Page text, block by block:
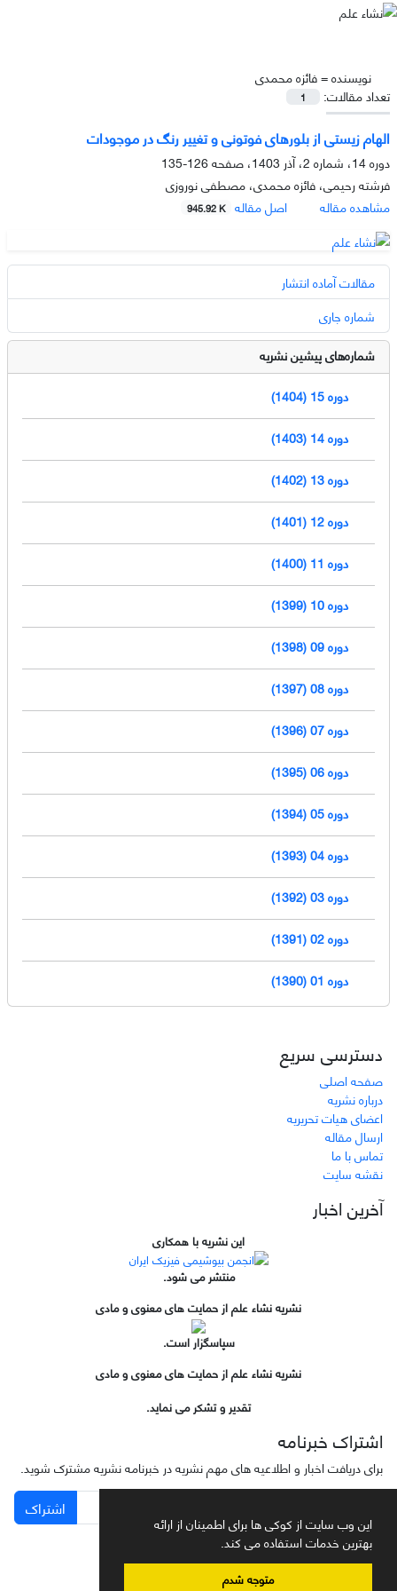
این وب سایت از کوکی ها برای اطمینان از ارائه
بهترین خدمات استفاده می کند.
متوجه شدم
نویسنده =فائزه محمدی
تعداد مقالات:
1
الهام زیستی از بلورهای فوتونی و تغییر رنگ در موجودات
دوره 14، شماره 2، آذر 1403، صفحه
126-135
فرشته رحیمی، فائزه محمدی، مصطفی نوروزی
مشاهده مقاله
اصل مقاله 945.92 K
مقالات آماده انتشار
شماره جاری
شماره‌های پیشین نشریه
دوره 15 (1404)
دوره 14 (1403)
دوره 13 (1402)
دوره 12 (1401)
دوره 11 (1400)
دوره 10 (1399)
دوره 09 (1398)
دوره 08 (1397)
دوره 07 (1396)
دوره 06 (1395)
دوره 05 (1394)
دوره 04 (1393)
دوره 03 (1392)
دوره 02 (1391)
دوره 01 (1390)
دسترسی سریع
صفحه اصلی
درباره نشریه
اعضای هیات تحریریه
ارسال مقاله
تماس با ما
نقشه سایت
آخرین اخبار
این نشریه با همکاری
منتشر می شود.
نشریه نشاء علم از حمایت های معنوی و مادی
سپاسگزار است.
نشریه نشاء علم از حمایت های معنوی و مادی
تقدیر و تشکر می نماید.
اشتراک خبرنامه
برای دریافت اخبار و اطلاعیه های مهم نشریه در خبرنامه نشریه مشترک شوید.
اشتراک